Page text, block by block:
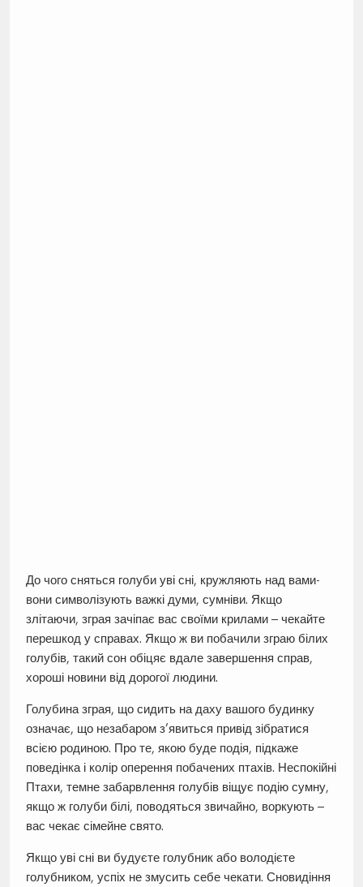
До чого сняться голуби уві сні, кружляють над вами-
вони символізують важкі думи, сумніви. Якщо
злітаючи, зграя зачіпає вас своїми крилами – чекайте
перешкод у справах. Якщо ж ви побачили зграю білих
голубів, такий сон обіцяє вдале завершення справ,
хороші новини від дорогої людини.
Голубина зграя, що сидить на даху вашого будинку
означає, що незабаром з’явиться привід зібратися
всією родиною. Про те, якою буде подія, підкаже
поведінка і колір оперення побачених птахів. Неспокійні
Птахи, темне забарвлення голубів віщує подію сумну,
якщо ж голуби білі, поводяться звичайно, воркують –
вас чекає сімейне свято.
Якщо уві сні ви будуєте голубник або володієте
голубником, успіх не змусить себе чекати. Сновидіння